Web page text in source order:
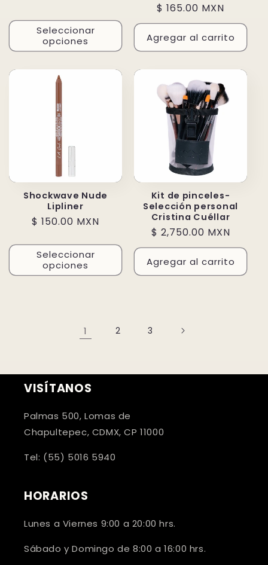
Seleccionar
opciones
Precio
habitual
$ 165.00 MXN
Agregar al carrito
Shockwave Nude
Lipliner
Precio
$ 150.00 MXN
Seleccionar
opciones
Kit de pinceles-
Selección personal
Cristina Cuéllar
Precio
habitual
$ 2,750.00 MXN
Agregar al carrito
1 2 3
VISÍTANOS
Palmas 500, Lomas de
Chapultepec, CDMX, CP 11000
Tel: (55) 5016 5940
HORARIOS
Lunes a Viernes 9:00 a 20:00 hrs.
Sábado y Domingo de 8:00 a 16:00 hrs.